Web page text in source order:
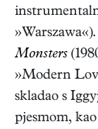
Monsters
»Modern
skladao s
pjesmom,